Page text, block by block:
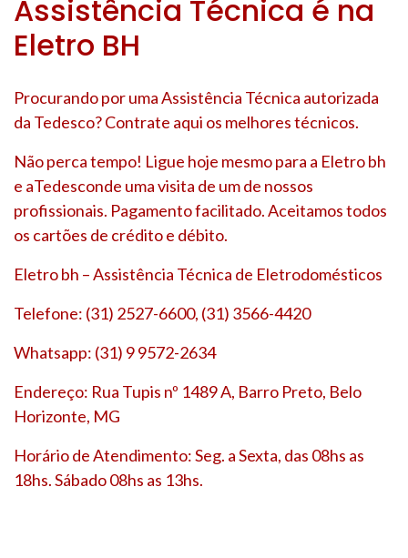
Assistência Técnica é na
Eletro BH
Procurando por uma Assistência Técnica autorizada
da Tedesco? Contrate aqui os melhores técnicos.
Não perca tempo! Ligue hoje mesmo para a Eletro bh
e aTedesconde uma visita de um de nossos
profissionais. Pagamento facilitado. Aceitamos todos
os cartões de crédito e débito.
Eletro bh – Assistência Técnica de Eletrodomésticos
Telefone: (31) 2527-6600, (31) 3566-4420
Whatsapp: (31) 9 9572-2634
Endereço: Rua Tupis nº 1489 A, Barro Preto, Belo
Horizonte, MG
Horário de Atendimento: Seg. a Sexta, das 08hs as
18hs. Sábado 08hs as 13hs.